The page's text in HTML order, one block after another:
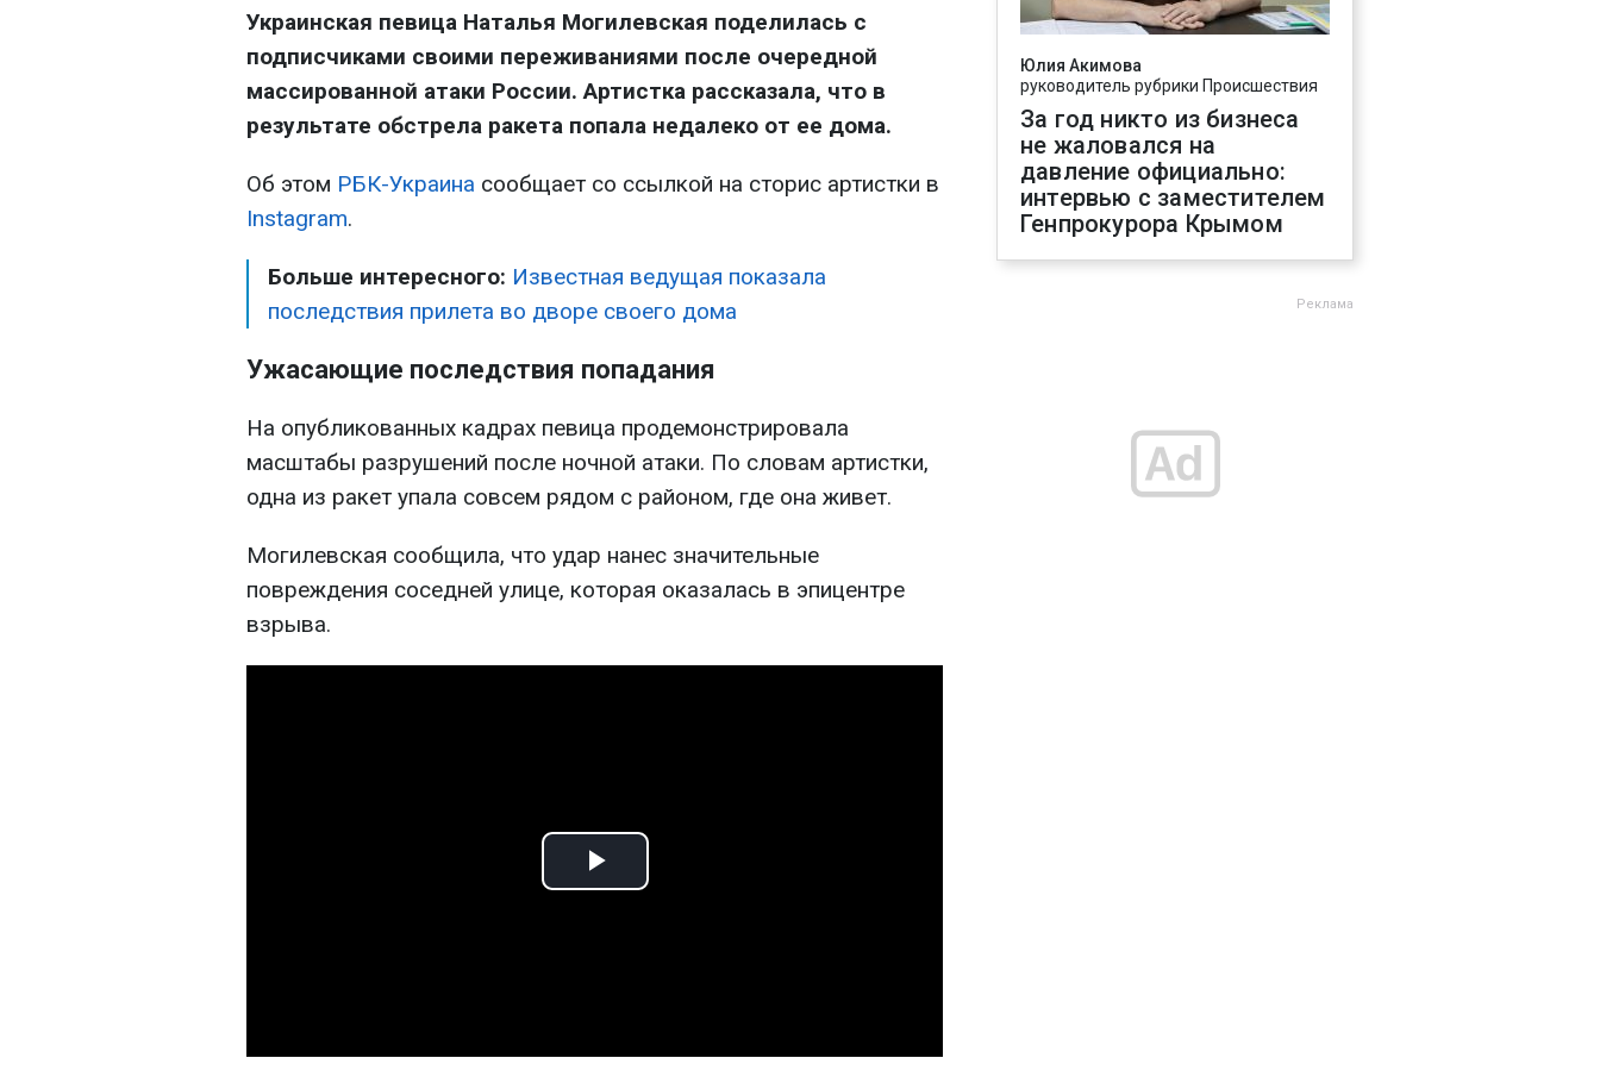
Украинская певица Наталья Могилевская поделилась с
подписчиками своими переживаниями после очередной
массированной атаки России. Артистка рассказала, что в
результате обстрела ракета попала недалеко от ее дома.
Об этом РБК-Украина сообщает со ссылкой на сторис артистки в
Instagram.
Больше интересного: Известная ведущая показала
последствия прилета во дворе своего дома
Ужасающие последствия попадания
На опубликованных кадрах певица продемонстрировала
масштабы разрушений после ночной атаки. По словам артистки,
одна из ракет упала совсем рядом с районом, где она живет.
Могилевская сообщила, что удар нанес значительные
повреждения соседней улице, которая оказалась в эпицентре
взрыва.
Play
Юлия Акимова
руководитель рубрики Происшествия
За год никто из бизнеса
не жаловался на
давление официально:
интервью с заместителем
Генпрокурора Крымом